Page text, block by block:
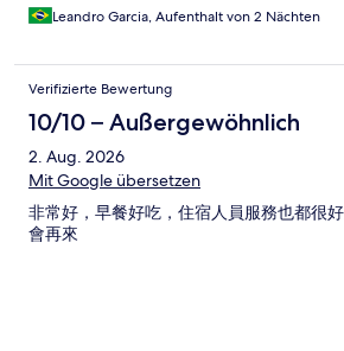
Leandro Garcia, Aufenthalt von 2 Nächten
Verifizierte Bewertung
10/10 – Außergewöhnlich
2. Aug. 2026
Mit Google übersetzen
非常好，早餐好吃，住宿人員服務也都很
會再來